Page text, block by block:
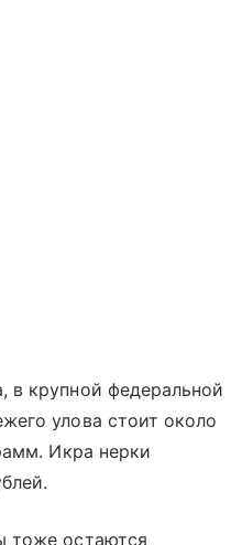
крупной федеральной
улова стоит около
Икра нерки
тоже остаются